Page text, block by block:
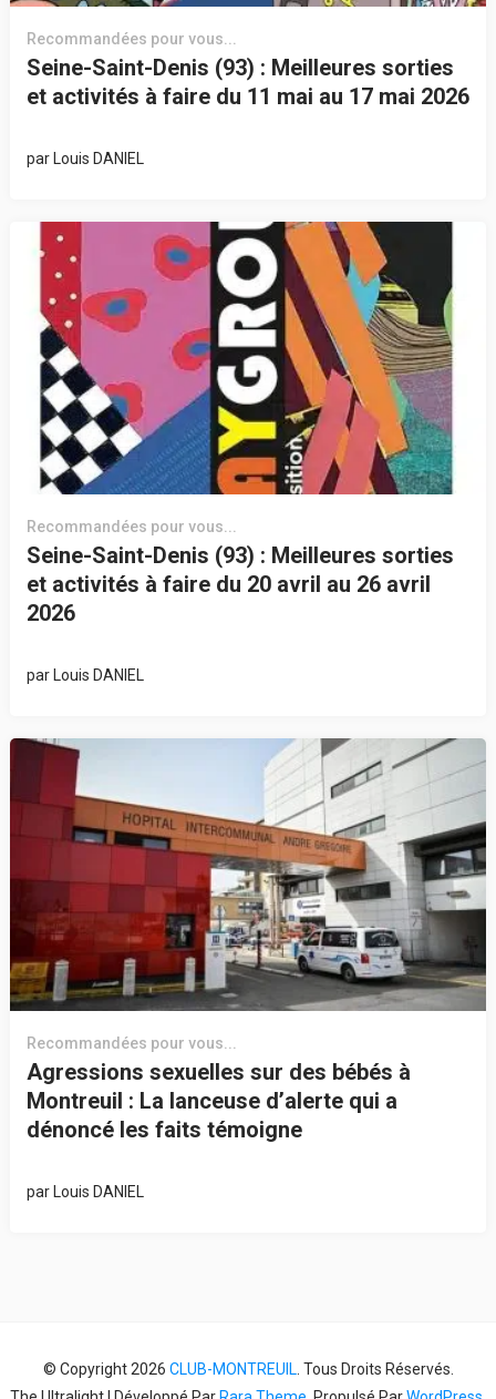
Recommandées pour vous...
Seine-Saint-Denis (93) : Meilleures sorties
et activités à faire du 11 mai au 17 mai 2026
par Louis DANIEL
Recommandées pour vous...
Seine-Saint-Denis (93) : Meilleures sorties
et activités à faire du 20 avril au 26 avril
2026
par Louis DANIEL
Recommandées pour vous...
Agressions sexuelles sur des bébés à
Montreuil : La lanceuse d’alerte qui a
dénoncé les faits témoigne
par Louis DANIEL
© Copyright 2026 CLUB-MONTREUIL . Tous Droits Réservés.